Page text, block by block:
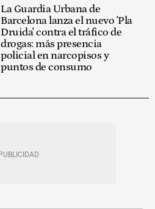
La Guardia Urbana de
Barcelona lanza el nuevo 'Pla
Druida' contra el tráfico de
drogas: más presencia
policial en narcopisos y
puntos de consumo